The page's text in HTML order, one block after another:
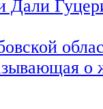
Дали
о